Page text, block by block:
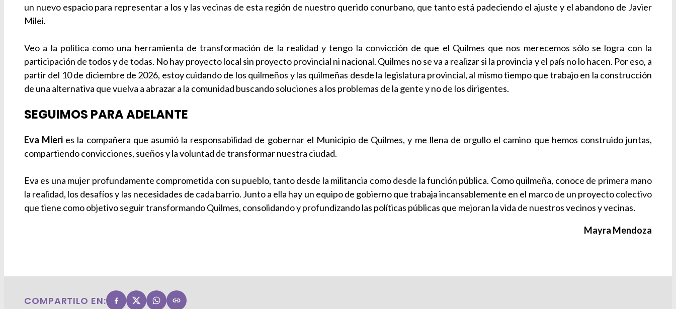
un nuevo espacio para representar a los y las vecinas de esta región de nuestro querido conurbano, que tanto está padeciendo el ajuste y el abandono de Javier
Milei.
Veo a la política como una herramienta de transformación de la realidad y tengo la convicción de que el Quilmes que nos merecemos sólo se logra con la
participación de todos y de todas. No hay proyecto local sin proyecto provincial ni nacional. Quilmes no se va a realizar si la provincia y el país no lo hacen. Por eso, a
partir del 10 de diciembre de 2026, estoy cuidando de los quilmeños y las quilmeñas desde la legislatura provincial, al mismo tiempo que trabajo en la construcción
de una alternativa que vuelva a abrazar a la comunidad buscando soluciones a los problemas de la gente y no de los dirigentes.
SEGUIMOS PARA ADELANTE
Eva Mieri es la compañera que asumió la responsabilidad de gobernar el Municipio de Quilmes, y me llena de orgullo el camino que hemos construido juntas,
compartiendo convicciones, sueños y la voluntad de transformar nuestra ciudad.
Eva es una mujer profundamente comprometida con su pueblo, tanto desde la militancia como desde la función pública. Como quilmeña, conoce de primera mano
la realidad, los desafíos y las necesidades de cada barrio. Junto a ella hay un equipo de gobierno que trabaja incansablemente en el marco de un proyecto colectivo
que tiene como objetivo seguir transformando Quilmes, consolidando y profundizando las políticas públicas que mejoran la vida de nuestros vecinos y vecinas.
Mayra Mendoza
COMPARTILO EN: